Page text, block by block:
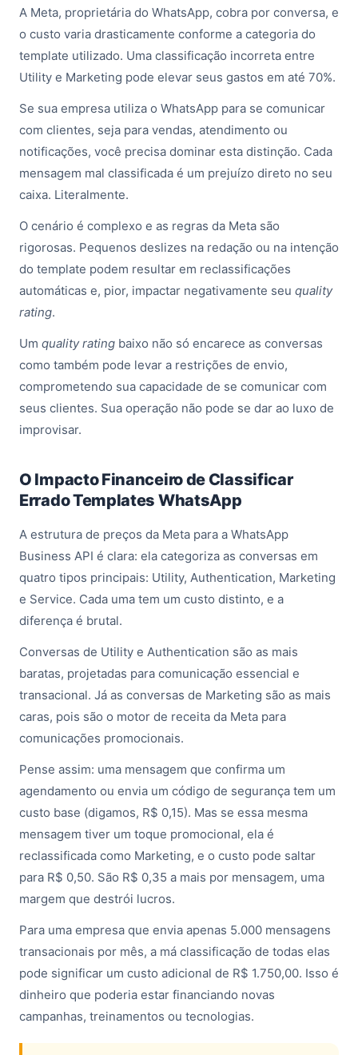
A Meta, proprietária do WhatsApp, cobra por conversa, e
o custo varia drasticamente conforme a categoria do
template utilizado. Uma classificação incorreta entre
Utility e Marketing pode elevar seus gastos em até 70%.
Se sua empresa utiliza o WhatsApp para se comunicar
com clientes, seja para vendas, atendimento ou
notificações, você precisa dominar esta distinção. Cada
mensagem mal classificada é um prejuízo direto no seu
caixa. Literalmente.
O cenário é complexo e as regras da Meta são
rigorosas. Pequenos deslizes na redação ou na intenção
do template podem resultar em reclassificações
automáticas e, pior, impactar negativamente seu quality
rating.
Um quality rating baixo não só encarece as conversas
como também pode levar a restrições de envio,
comprometendo sua capacidade de se comunicar com
seus clientes. Sua operação não pode se dar ao luxo de
improvisar.
O Impacto Financeiro de Classificar
Errado Templates WhatsApp
A estrutura de preços da Meta para a WhatsApp
Business API é clara: ela categoriza as conversas em
quatro tipos principais: Utility, Authentication, Marketing
e Service. Cada uma tem um custo distinto, e a
diferença é brutal.
Conversas de Utility e Authentication são as mais
baratas, projetadas para comunicação essencial e
transacional. Já as conversas de Marketing são as mais
caras, pois são o motor de receita da Meta para
comunicações promocionais.
Pense assim: uma mensagem que confirma um
agendamento ou envia um código de segurança tem um
custo base (digamos, R$ 0,15). Mas se essa mesma
mensagem tiver um toque promocional, ela é
reclassificada como Marketing, e o custo pode saltar
para R$ 0,50. São R$ 0,35 a mais por mensagem, uma
margem que destrói lucros.
Para uma empresa que envia apenas 5.000 mensagens
transacionais por mês, a má classificação de todas elas
pode significar um custo adicional de R$ 1.750,00. Isso é
dinheiro que poderia estar financiando novas
campanhas, treinamentos ou tecnologias.